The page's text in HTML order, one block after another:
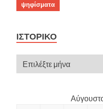
ψηφίσματα
ΙΣΤΟΡΙΚΌ